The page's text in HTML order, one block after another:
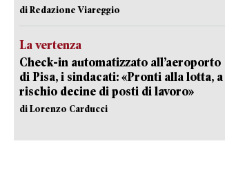
di Redazione Viareggio
La vertenza
Check-in automatizzato all’aeroporto
di Pisa, i sindacati: «Pronti alla lotta, a
rischio decine di posti di lavoro»
di Lorenzo Carducci